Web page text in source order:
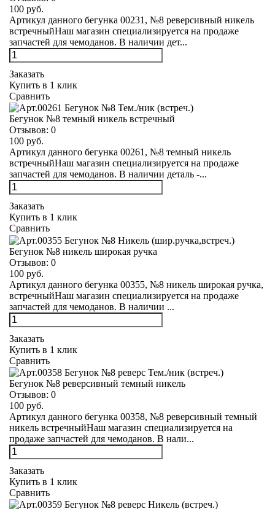
100 руб.
Артикул данного бегунка 00231, №8 реверсивный никель
встречныйНаш магазин специализируется на продаже
запчастей для чемоданов. В наличии дет...
Заказать
Купить в 1 клик
Сравнить
Бегунок №8 темный никель встречный
Отзывов: 0
100 руб.
Артикул данного бегунка 00261, №8 темный никель
встречныйНаш магазин специализируется на продаже
запчастей для чемоданов. В наличии деталь -...
Заказать
Купить в 1 клик
Сравнить
Бегунок №8 никель широкая ручка
Отзывов: 0
100 руб.
Артикул данного бегунка 00355, №8 никель широкая ручка,
встречныйНаш магазин специализируется на продаже
запчастей для чемоданов. В наличии ...
Заказать
Купить в 1 клик
Сравнить
Бегунок №8 реверсивный темный никель
Отзывов: 0
100 руб.
Артикул данного бегунка 00358, №8 реверсивный темный
никель встречныйНаш магазин специализируется на
продаже запчастей для чемоданов. В нали...
Заказать
Купить в 1 клик
Сравнить